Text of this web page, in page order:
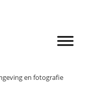
en fotografie